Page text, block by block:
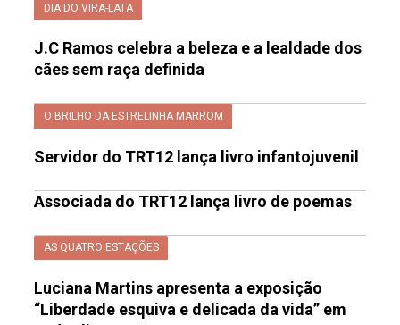
DIA DO VIRA-LATA
J.C Ramos celebra a beleza e a lealdade dos
cães sem raça definida
O BRILHO DA ESTRELINHA MARROM
Servidor do TRT12 lança livro infantojuvenil
Associada do TRT12 lança livro de poemas
AS QUATRO ESTAÇÕES
Luciana Martins apresenta a exposição
“Liberdade esquiva e delicada da vida” em